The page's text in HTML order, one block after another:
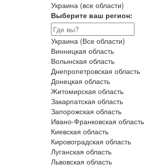
Украина (все области)
Выберите ваш регион:
Украина (Все области)
Винницкая область
Волынская область
Днепропетровская область
Донецкая область
Житомирская область
Закарпатская область
Запорожская область
Ивано-Франковская область
Киевская область
Кировоградская область
Луганская область
Львовская область